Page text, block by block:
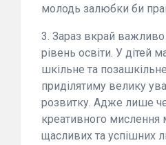
молодь залюбки би
3. Зараз вкрай
рівень освіти. У дітей
шкільне та
приділятиму велику
розвитку. Адже лише
креативного мислення
щасливих та успішних